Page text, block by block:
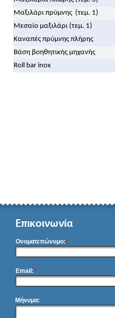
Μαξιλάρι πρύμνης (τεμ. 1)
Μεσαίο μαξιλάρι (τεμ. 1)
Καναπές πρύμνης πλήρης
Βάση βοηθητικής μηχανής
Roll bar inox
Επικοινωνία
Ονοματεπώνυμο:*
Email:*
Μήνυμα: